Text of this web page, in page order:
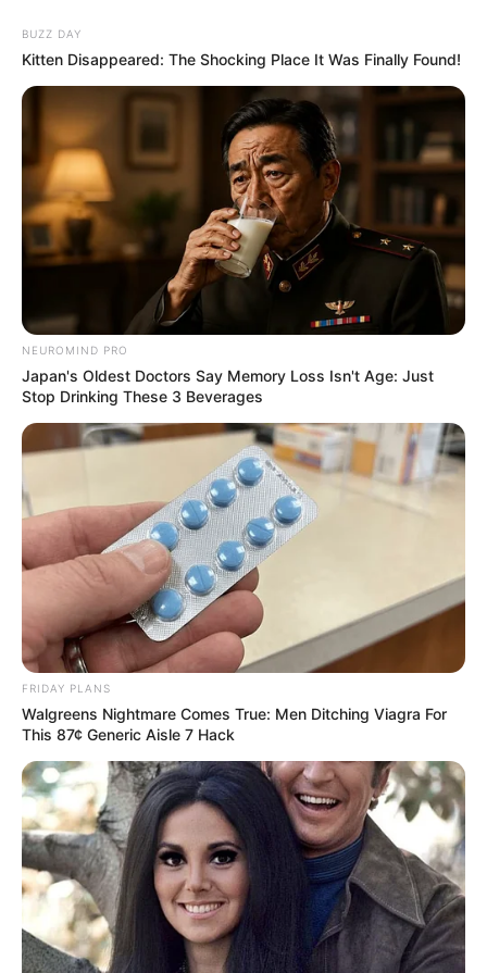
BUZZ DAY
Kitten Disappeared: The Shocking Place It Was Finally Found!
NEUROMIND PRO
Japan's Oldest Doctors Say Memory Loss Isn't Age: Just
Stop Drinking These 3 Beverages
FRIDAY PLANS
Walgreens Nightmare Comes True: Men Ditching Viagra For
This 87¢ Generic Aisle 7 Hack